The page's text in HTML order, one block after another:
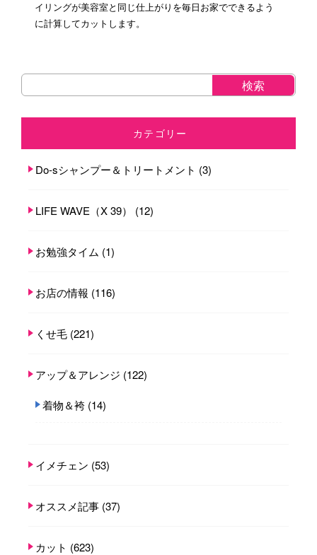
イリングが美容室と同じ仕上がりを毎日お家でできるよう
に計算してカットします。
カテゴリー
Do-sシャンプー＆トリートメント (3)
LIFE WAVE（X 39） (12)
お勉強タイム (1)
お店の情報 (116)
くせ毛 (221)
アップ＆アレンジ (122)
着物＆袴 (14)
イメチェン (53)
オススメ記事 (37)
カット (623)